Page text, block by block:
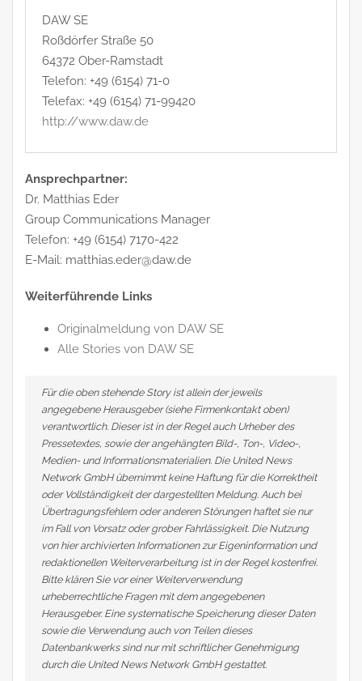
DAW SE
Roßdörfer Straße 50
64372 Ober-Ramstadt
Telefon: +49 (6154) 71-0
Telefax: +49 (6154) 71-99420
http://www.daw.de
Ansprechpartner:
Dr. Matthias Eder
Group Communications Manager
Telefon: +49 (6154) 7170-422
E-Mail: matthias.eder@daw.de
Weiterführende Links
Originalmeldung von DAW SE
Alle Stories von DAW SE
Für die oben stehende Story ist allein der jeweils
angegebene Herausgeber (siehe Firmenkontakt oben)
verantwortlich. Dieser ist in der Regel auch Urheber des
Pressetextes, sowie der angehängten Bild-, Ton-, Video-,
Medien- und Informationsmaterialien. Die United News
Network GmbH übernimmt keine Haftung für die Korrektheit
oder Vollständigkeit der dargestellten Meldung. Auch bei
Übertragungsfehlern oder anderen Störungen haftet sie nur
im Fall von Vorsatz oder grober Fahrlässigkeit. Die Nutzung
von hier archivierten Informationen zur Eigeninformation und
redaktionellen Weiterverarbeitung ist in der Regel kostenfrei.
Bitte klären Sie vor einer Weiterverwendung
urheberrechtliche Fragen mit dem angegebenen
Herausgeber. Eine systematische Speicherung dieser Daten
sowie die Verwendung auch von Teilen dieses
Datenbankwerks sind nur mit schriftlicher Genehmigung
durch die United News Network GmbH gestattet.